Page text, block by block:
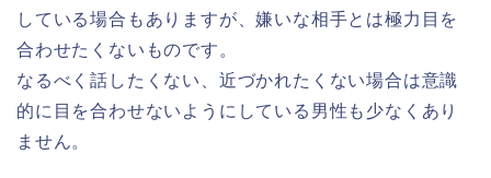
している場合もありますが、嫌いな相手とは極力目を
合わせたくないものです。
なるべく話したくない、近づかれたくない場合は意識
的に目を合わせないようにしている男性も少なくあり
ません。